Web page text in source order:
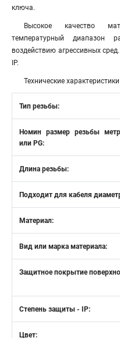
ключа.
Высокое качество
температурный диапазон
воздействию агрессивных
IP.
Технические характеристики
Тип резьбы:
Номин размер резьбы
или PG:
Длина резьбы:
Подходит для кабеля
Материал:
Вид или марка материала:
Защитное покрытие
Степень защиты - IP:
Цвет: